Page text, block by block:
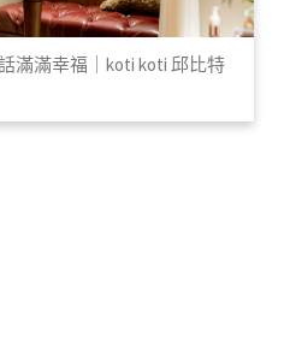
滿滿幸福｜koti koti 邱比特